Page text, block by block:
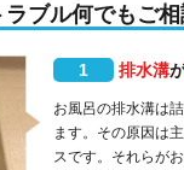
ラブル何でもご
1 排水溝
お風呂の排水溝は
ます。その原因は
スです。それらが